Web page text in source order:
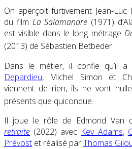
On aperçoit furtivement Jean-
du film La Salamandre (1971)
est visible dans le long métrage
(2013) de Sébastien Betbeder.
Dans le métier, il confie qu’il
Depardieu, Michel Simon et
viennent de rien, ils ne vont
présents que quiconque.
Il joue le rôle de Edmond Van
retraite (2022) avec Kev Adams,
Prévost et réalisé parThomas